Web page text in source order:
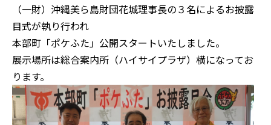
（一財）沖縄美ら島財団花城理事長の３名によるお披露
目式が執り行われ
本部町「ポケふた」公開スタートいたしました。
展示場所は総合案内所（ハイサイプラザ）横になってお
ります。